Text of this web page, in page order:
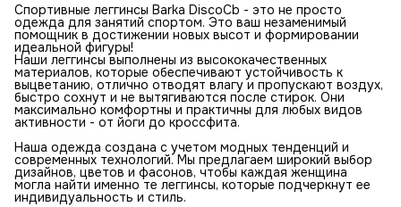
Спортивные леггинсы Barka DiscoCb - это не просто
одежда для занятий спортом. Это ваш незаменимый
помощник в достижении новых высот и формировании
идеальной фигуры!
Наши леггинсы выполнены из высококачественных
материалов, которые обеспечивают устойчивость к
выцветанию, отлично отводят влагу и пропускают воздух,
быстро сохнут и не вытягиваются после стирок. Они
максимально комфортны и практичны для любых видов
активности - от йоги до кроссфита.
Наша одежда создана с учетом модных тенденций и
современных технологий. Мы предлагаем широкий выбор
дизайнов, цветов и фасонов, чтобы каждая женщина
могла найти именно те леггинсы, которые подчеркнут ее
индивидуальность и стиль.